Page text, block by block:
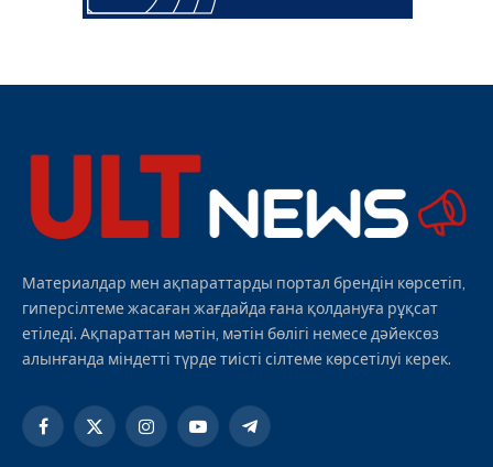
Материалдар мен ақпараттарды портал брендін көрсетіп,
гиперсілтеме жасаған жағдайда ғана қолдануға рұқсат
етіледі. Ақпараттан мәтін, мәтін бөлігі немесе дәйексөз
алынғанда міндетті түрде тиісті сілтеме көрсетілуі керек.
Facebook
X
InstagramYouTubeTelegram